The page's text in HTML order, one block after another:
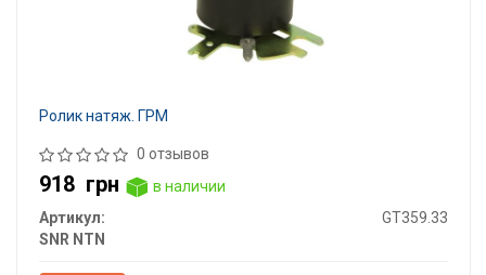
Ролик натяж. ГРМ
0 отзывов
918 грн
в наличии
Артикул:
GT359.33
SNR NTN